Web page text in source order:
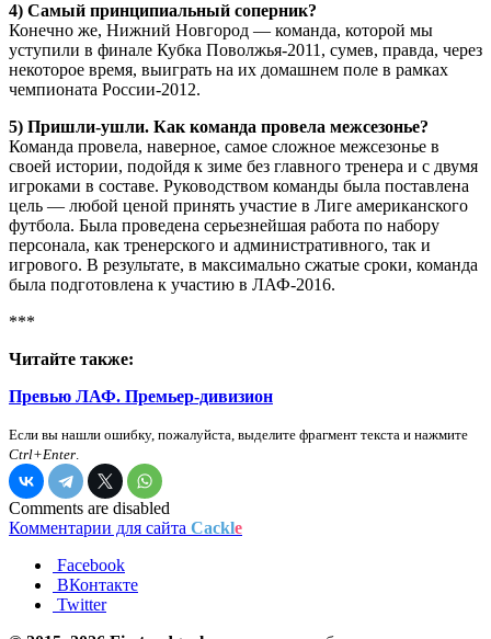
4) Самый принципиальный соперник?
Конечно же, Нижний Новгород — команда, которой мы
уступили в финале Кубка Поволжья-2011, сумев, правда, через
некоторое время, выиграть на их домашнем поле в рамках
чемпионата России-2012.
5) Пришли-ушли. Как команда провела межсезонье?
Команда провела, наверное, самое сложное межсезонье в
своей истории, подойдя к зиме без главного тренера и с двумя
игроками в составе. Руководством команды была поставлена
цель — любой ценой принять участие в Лиге американского
футбола. Была проведена серьезнейшая работа по набору
персонала, как тренерского и административного, так и
игрового. В результате, в максимально сжатые сроки, команда
была подготовлена к участию в ЛАФ-2016.
***
Читайте также:
Превью ЛАФ. Премьер-дивизион
Если вы нашли ошибку, пожалуйста, выделите фрагмент текста и нажмите
Ctrl+Enter.
Comments are disabled
Комментарии для сайта Cackle
Facebook
ВКонтакте
Twitter